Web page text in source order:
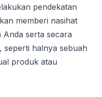
pendekatan
memberi nasihat
serta secara
seperti halnya sebuah
produk atau